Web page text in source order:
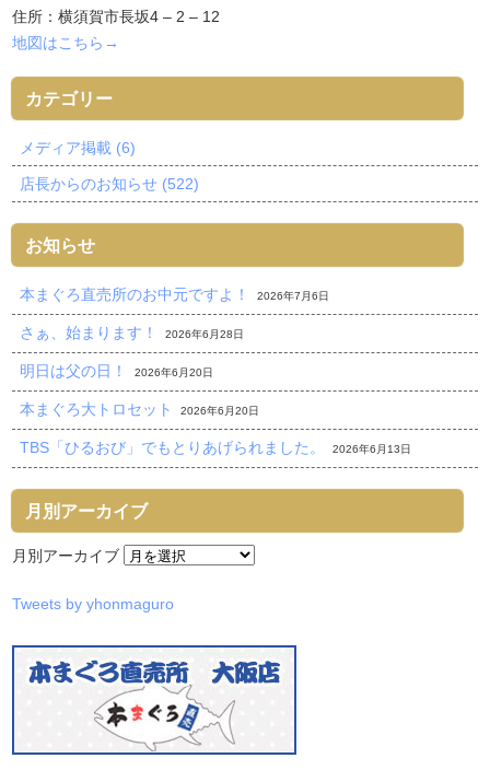
住所：横須賀市長坂4 – 2 – 12
地図はこちら→
カテゴリー
メディア掲載 (6)
店長からのお知らせ (522)
お知らせ
本まぐろ直売所のお中元ですよ！ 2026年7月6日
さぁ、始まります！ 2026年6月28日
明日は父の日！ 2026年6月20日
本まぐろ大トロセット 2026年6月20日
TBS「ひるおび」でもとりあげられました。 2026年6月13日
月別アーカイブ
月別アーカイブ
Tweets by yhonmaguro